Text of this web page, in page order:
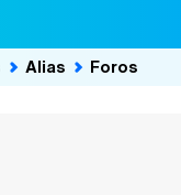
Alias Foros